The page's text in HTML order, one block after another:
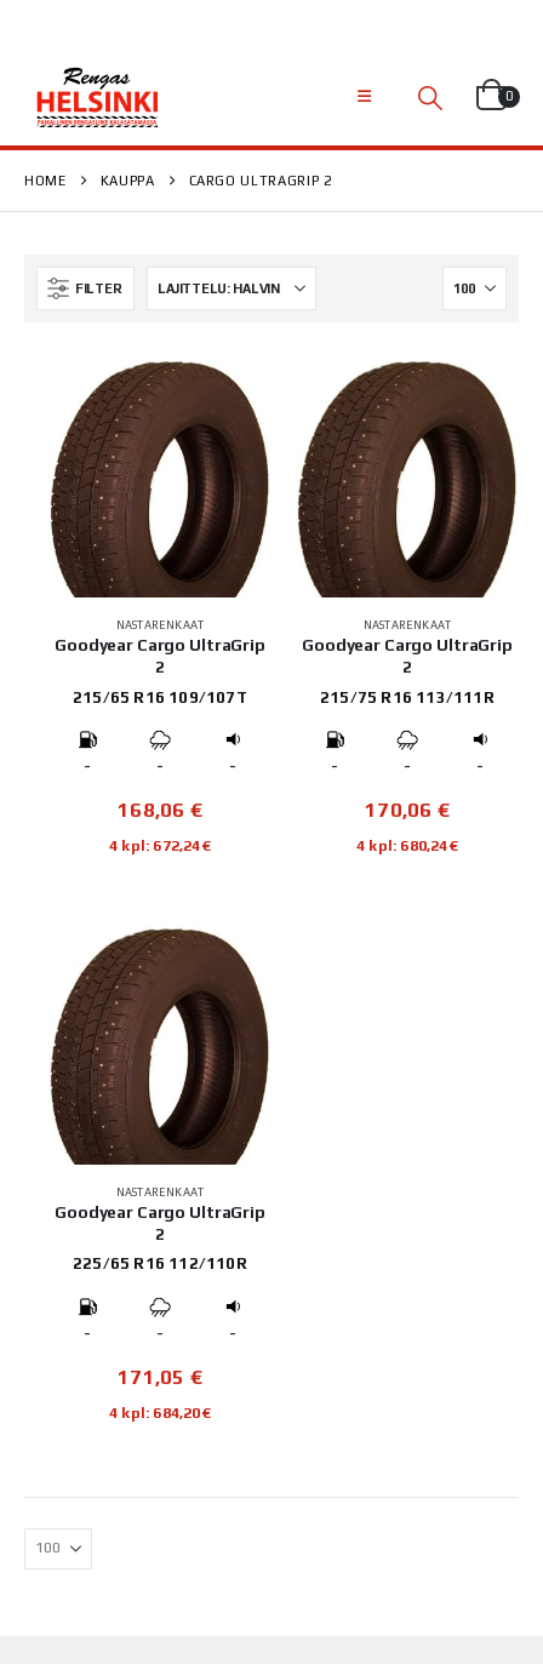
0
HOME KAUPPA CARGO ULTRAGRIP 2
FILTER
NASTARENKAAT
Goodyear Cargo UltraGrip
2
215/65 R16 109/107T
- - -
168,06 €
4 kpl: 672,24€
NASTARENKAAT
Goodyear Cargo UltraGrip
2
215/75 R16 113/111R
- - -
170,06 €
4 kpl: 680,24€
NASTARENKAAT
Goodyear Cargo UltraGrip
2
225/65 R16 112/110R
- - -
171,05 €
4 kpl: 684,20€